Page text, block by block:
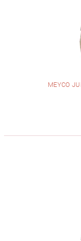
MEYCO